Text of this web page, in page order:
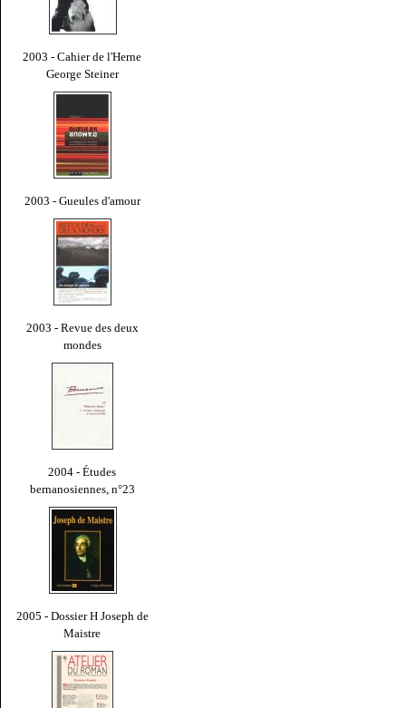
2003 - Cahier de l'Herne
George Steiner
2003 - Gueules d'amour
2003 - Revue des deux
mondes
2004 - Études
bernanosiennes, n°23
2005 - Dossier H Joseph de
Maistre